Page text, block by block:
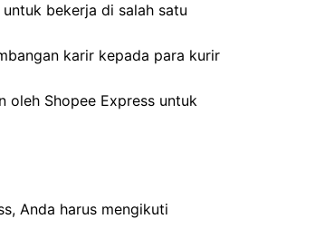
bekerja di salah satu
karir kepada para kurir
oleh Shopee Express untuk
Anda harus mengikuti